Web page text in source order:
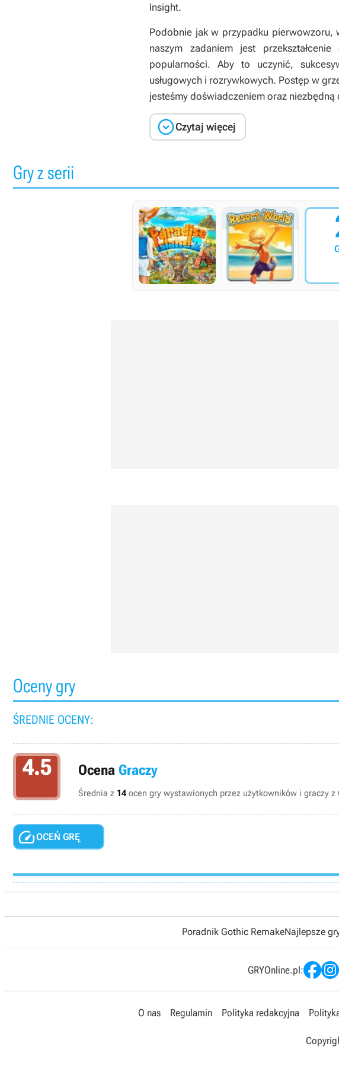
Insight.
Podobnie jak w przypadku pierwowzoru,
naszym zadaniem jest
popularności. Aby to uczynić,
usługowych i rozrywkowych. Postęp w
jesteśmy doświadczeniem oraz
Czytaj więcej
Gry z serii
Oceny gry
ŚREDNIE OCENY:
4.5 Ocena Graczy
Średnia z 14 ocen gry wystawionych przez użytkowników i graczy z
OCEŃ GRĘ
Poradnik Gothic RemakeNajlepsze
GRYOnline.pl:
O nas Regulamin Polityka redakcyjna